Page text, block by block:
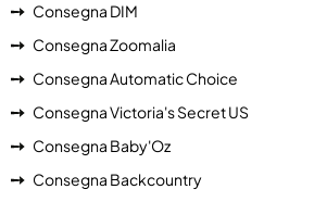
Consegna DIM
Consegna Zoomalia
Consegna Automatic Choice
Consegna Victoria's Secret US
Consegna Baby'Oz
Consegna Backcountry